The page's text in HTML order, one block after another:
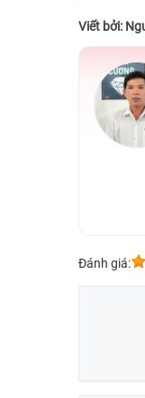
Viết bởi:
Đánh giá: